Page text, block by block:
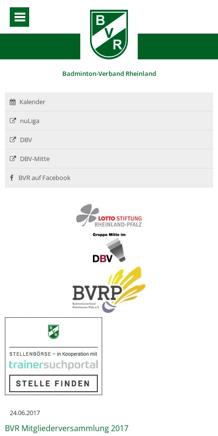
Badminton-Verband Rheinland
Kalender
nuLiga
DBV
DBV-Mitte
BVR auf Facebook
24.06.2017
BVR Mitgliederversammlung 2017